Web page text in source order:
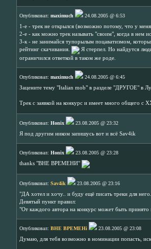
Опубликовал: maximuch
24.08.2005 @ 6:53
1-е - трек не открылся (возможно потому, что у
2-е - как можно трек называть "своим", когда в нем
3-к - не занимайся тупорылым поцаватизмом,
рейтинг скачивания.
Я стерпел. Но найдутся
ограничился ответкой в таком же роде.
Опубликовал: maximuch
24.08.2005 @ 6:45
Зацените тему "Іtalian mob" в разделе "ДРУГОЕ" в
Трек с заявкой на конкурс и имеет много общего с
Опубликовал: Honix
23.08.2005 @ 23:32
Я под другим ником запишусь вот и всё Sav4ik
Опубликовал: Honix
23.08.2005 @ 23:28
thanks "ВНЕ ВРЕМЕНИ"
Опубликовал: Sav4ik
23.08.2005 @ 23:16
"ДА хотел и хочу.. и буду ещё писать треки для
Девятый пункт правил:
"От каждого автора на конкурс может быть принято
Опубликовал: BHE BPEMEHi
23.08.2005 @ 23:08
Думаю, для тебя возможно в номинации попасть,